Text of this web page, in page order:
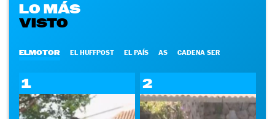
LO MÁS
VISTO
ELMOTOR EL HUFFPOST EL PAÍS AS CADENA SER
1 2